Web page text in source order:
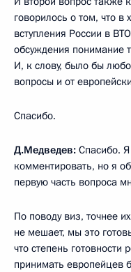
говорилось о том, что
вступления России в
обсуждения понимание
И, к слову, было бы
вопросы и от
Спасибо.
Д.Медведев: Спасибо.
комментировать, но я
первую часть вопроса
По поводу виз, точнее
не мешает, мы это
что степень готовности
принимать европейцев